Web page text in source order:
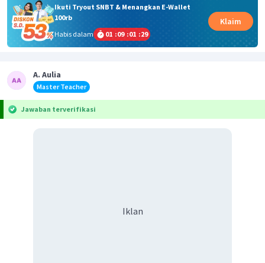
Ikuti Tryout SNBT & Menangkan E-Wallet
100rb
Habis dalam
01 :09 :01 :28
Klaim
A. Aulia
Master Teacher
Jawaban terverifikasi
Iklan